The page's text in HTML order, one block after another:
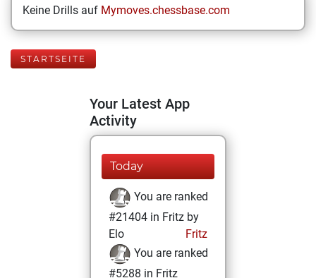
Keine Drills auf Mymoves.chessbase.com
STARTSEITE
Your Latest App
Activity
Today
You are ranked
#21404 in Fritz by
Elo
Fritz
You are ranked
#5288 in Fritz